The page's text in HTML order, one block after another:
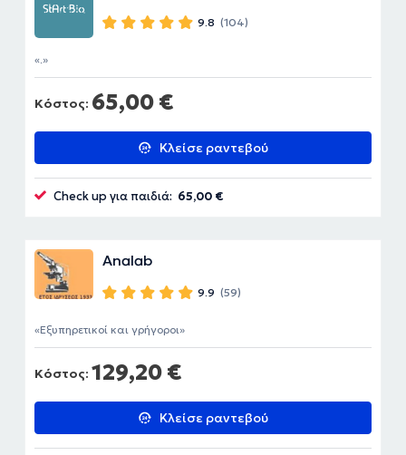
9.8 (104)
Κόστος: 65,00 €
Κλείσε ραντεβού
Check up για παιδιά: 65,00 €
Analab
9.9 (59)
Κόστος: 129,20 €
Κλείσε ραντεβού
Εξυπηρετικοί και γρήγοροι